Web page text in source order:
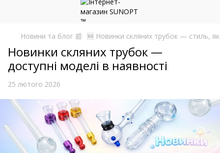
Новини та блог 📰 🆕 Новинки скляних трубок — стиль,
Новинки скляних трубок —
доступні моделі в наявності
25 лютого 2026